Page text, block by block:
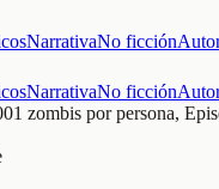
NarrativaNo ficción
NarrativaNo ficción
zombis por persona,